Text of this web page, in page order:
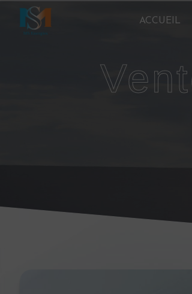
ACCUEIL
vente et réparation ventilation
Panneau de gestion des cookies